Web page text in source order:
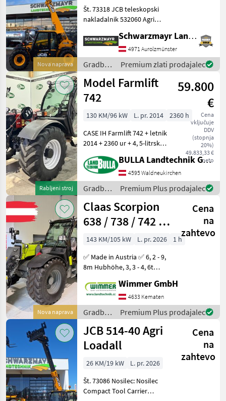
Nova naprava
Št. 73318 JCB teleskopski
nakladalnik 532060 Agri
tone - z višino dviga 6, 0
metra - s 4-valjnim
motorjem JCB Dieselmax
Common Rail (do
Schwarzmayr Landtechnik GmbH - Aurolzmünster
4971 Aurolzmünster
Gradbeni
stroji /
JCB
Premium zlati prodajalec
Rabljeni stroj
Model Farmlift
742
59.800
€
Cena
vključuje
DDV
(stopnja
20%)
49.833,33 €
neto
130 KM/96 kW L. pr. 2014
2360 h
CASE IH Farmlift 742 + letnik
2014 + 2360 ur + 4, 5-litrski
z močnostnim
prestavljanjem + 7 metrov
višine dviga + 4, 2 tone
nosilnosti + pne
BULLA Landtechnik GmbH
4595 Waldneukirchen
Gradbeni
stroji /
Case IH
Premium Plus prodajalec
Nova naprava
Claas Scorpion
638 / 738 / 742 /
746 / 733 / 1033
Cena
na
zahtevo
143 KM/105 kW L. pr. 2026
1 h
✅ Made in Austria ✅ 6, 2 - 9,
8m Hubhöhe, 3, 3 - 4, 6t
Stufenlosgetriebe✅ Der
neue CLAAS SCORPION
Teleskoplader ist die
perfekte Lösung für
kraftvolles und
Wimmer GmbH
4633 Kematen
Gradbeni
stroji /
Claas
Premium Plus prodajalec
JCB 514-40 Agri
Loadall
Cena
na
zahtevo
26 KM/19 kW
L. pr. 2026
Št. 73086 Nosilec: Nosilec
Compact Tool Carrier